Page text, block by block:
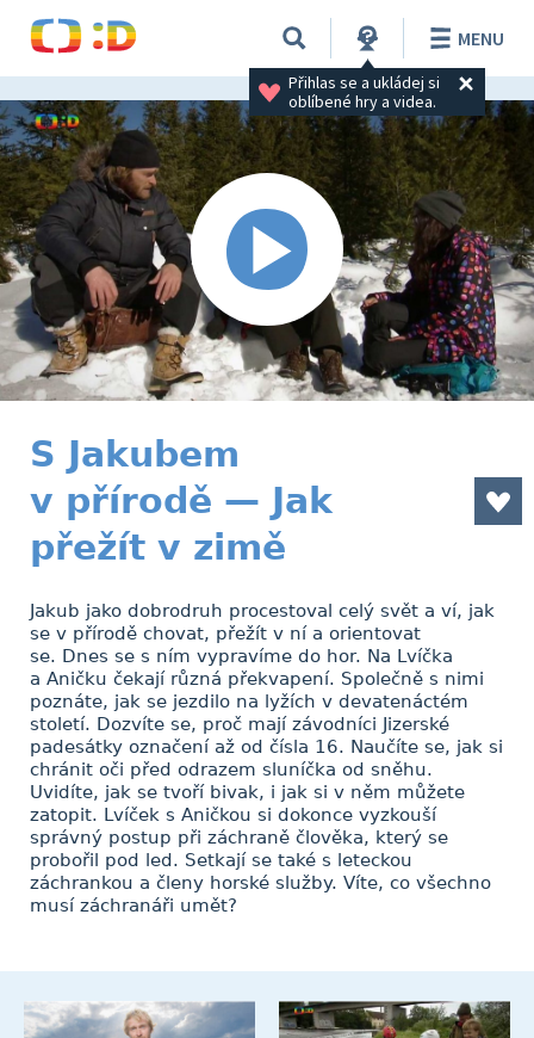
Přihlas se a ukládej si
oblíbené hry a videa.
MENU
S Jakubem
v přírodě — Jak
přežít v zimě
Jakub jako dobrodruh procestoval celý svět a ví, jak
se v přírodě chovat, přežít v ní a orientovat
se. Dnes se s ním vypravíme do hor. Na Lvíčka
a Aničku čekají různá překvapení. Společně s nimi
poznáte, jak se jezdilo na lyžích v devatenáctém
století. Dozvíte se, proč mají závodníci Jizerské
padesátky označení až od čísla 16. Naučíte se, jak si
chránit oči před odrazem sluníčka od sněhu.
Uvidíte, jak se tvoří bivak, i jak si v něm můžete
zatopit. Lvíček s Aničkou si dokonce vyzkouší
správný postup při záchraně člověka, který se
probořil pod led. Setkají se také s leteckou
záchrankou a členy horské služby. Víte, co všechno
musí záchranáři umět?